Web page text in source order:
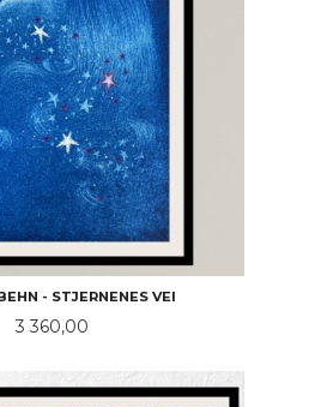
- STJERNENES VEI
Pris
3 360,00